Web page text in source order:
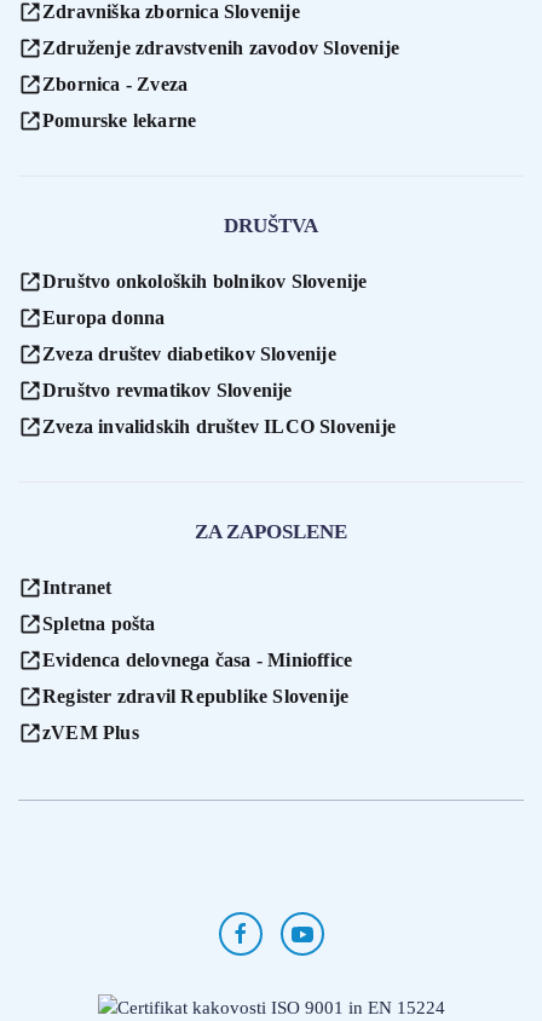
Zdravniška zbornica Slovenije
Združenje zdravstvenih zavodov Slovenije
Zbornica - Zveza
Pomurske lekarne
DRUŠTVA
Društvo onkoloških bolnikov Slovenije
Europa donna
Zveza društev diabetikov Slovenije
Društvo revmatikov Slovenije
Zveza invalidskih društev ILCO Slovenije
ZA ZAPOSLENE
Intranet
Spletna pošta
Evidenca delovnega časa - Minioffice
Register zdravil Republike Slovenije
zVEM Plus